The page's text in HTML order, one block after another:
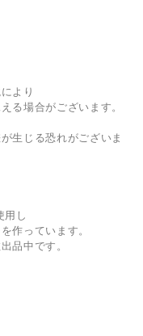
より
る場合がございます。
生じる恐れがございま
用し
作っています。
品中です。